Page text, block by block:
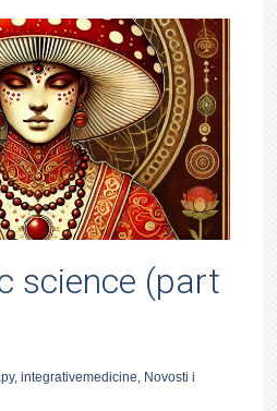
science (part
,integrativemedicine, Novosti i